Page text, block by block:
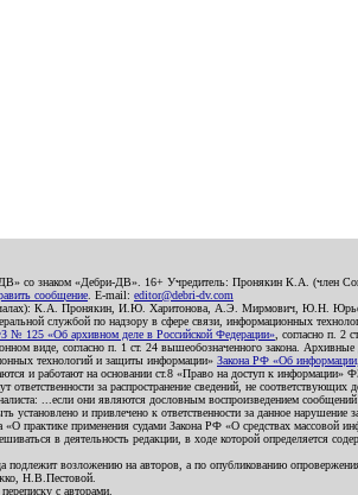
ДВ» со знаком «Дебри-ДВ». 16+ Учредитель: Пронякин К.А.
сообщение . E-mail: editor@debri-dv.com
началах): К.А. Пронякин, И.Ю. Харитонова, А.Э. Мирмович,
службой по надзору в сфере связи, информационных
№ 125 «Об архивном деле в Российской Федерации» , согласно п. 2
виде, согласно п. 1 ст. 24 вышеобозначенного закона. Архивные
технологий и защиты информации» Закона РФ «Об
и работают на основании ст.8 «Право на доступ к информации»
за распространение сведений, не
...если они являются дословным воспроизведением
и привлечено к ответственности за данное нарушение
применения судами Закона РФ «О средствах массовой
в деятельность редакции, в ходе которой определяется
возложению на авторов, а по опубликованию
Н.В.Пестовой.
с авторами.